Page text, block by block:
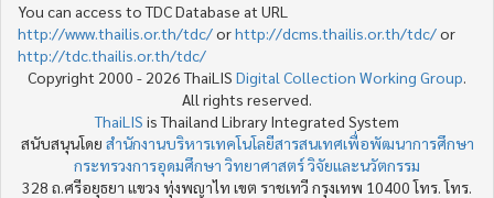
You can access to TDC Database at URL
http://www.thailis.or.th/tdc/orhttp://dcms.thailis.or.th/tdc/or
http://tdc.thailis.or.th/tdc/
Copyright 2000 - 2026 ThaiLIS Digital Collection Working Group.
All rights reserved.
ThaiLIS is Thailand Library Integrated System
สนับสนุนโดย สำนักงานบริหารเทคโนโลยีสารสนเทศเพื่อพัฒนาการศึกษา
กระทรวงการอุดมศึกษา วิทยาศาสตร์ วิจัยและนวัตกรรม
328 ถ.ศรีอยุธยา แขวง ทุ่งพญาไท เขต ราชเทวี กรุงเทพ 10400 โทร. โทร.